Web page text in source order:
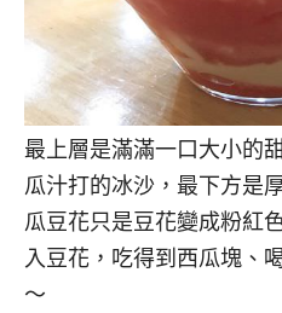
最上層是滿滿一口大小的
瓜汁打的冰沙，最下方是
瓜豆花只是豆花變成粉紅
入豆花，吃得到西瓜塊、
～